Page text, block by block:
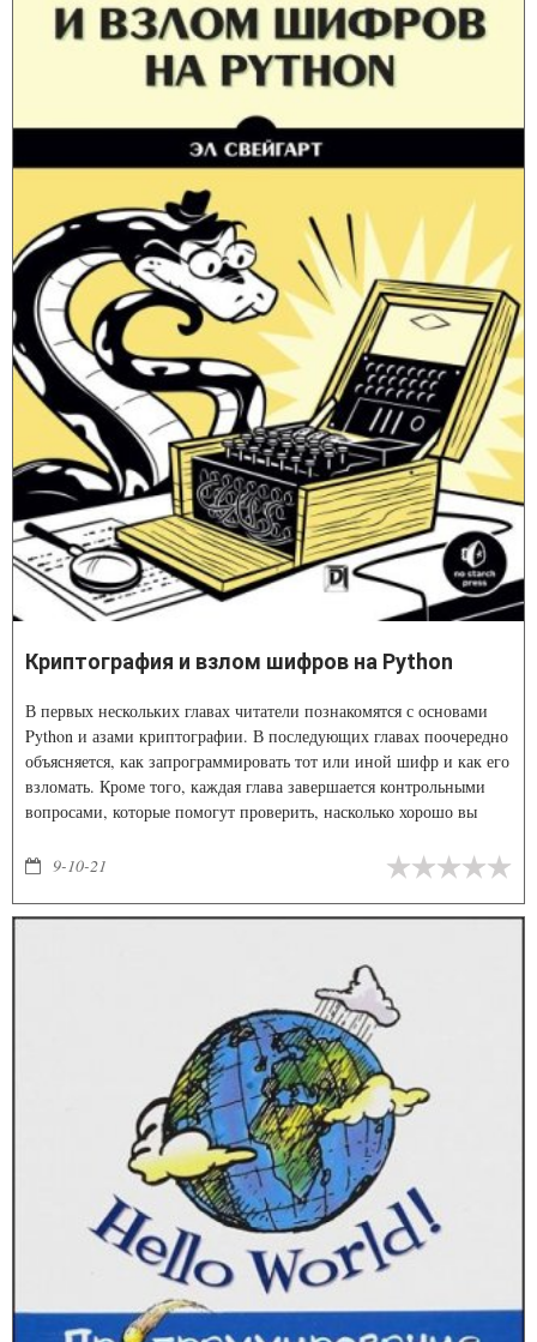
Криптография и взлом шифров на Python
В первых нескольких главах читатели познакомятся с основами
Python и азами криптографии. В последующих главах поочередно
объяс­няется, как запрограммировать тот или иной шифр и как его
взломать. Кроме того, каждая глава завершается контрольными
вопросами, кото­рые помогут проверить, насколько хорошо вы
9-10-21